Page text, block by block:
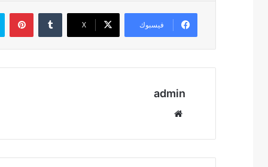
فيسبوك ‫X
admin